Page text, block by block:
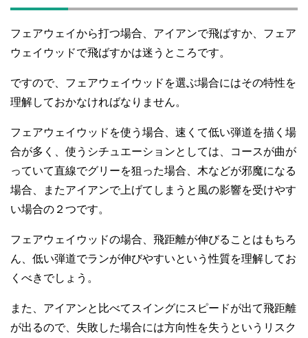
フェアウェイから打つ場合、アイアンで飛ばすか、フェア
ウェイウッドで飛ばすかは迷うところです。
ですので、フェアウェイウッドを選ぶ場合にはその特性を
理解しておかなければなりません。
フェアウェイウッドを使う場合、速くて低い弾道を描く場
合が多く、使うシチュエーションとしては、コースが曲が
っていて直線でグリーを狙った場合、木などが邪魔になる
場合、またアイアンで上げてしまうと風の影響を受けやす
い場合の２つです。
フェアウェイウッドの場合、飛距離が伸びることはもちろ
ん、低い弾道でランが伸びやすいという性質を理解してお
くべきでしょう。
また、アイアンと比べてスイングにスピードが出て飛距離
が出るので、失敗した場合には方向性を失うというリスク